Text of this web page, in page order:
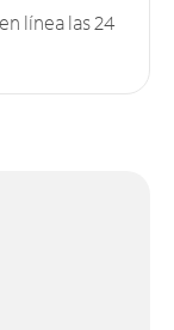
línea las 24